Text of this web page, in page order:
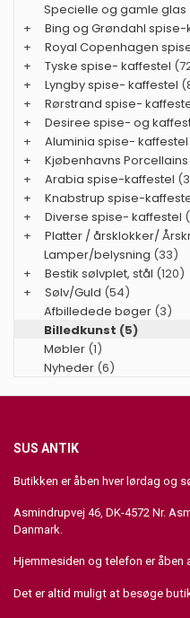
Specielle og gamle glas
+
Bing og Grøndahl
+
Royal Copenhagen
+
Tyske spise- kaffestel
+
Lyngby spise- kaffestel
+
Rørstrand spise-
+
Desiree spise- og
+
Aluminia spise- kaffestel
+
Kjøbenhavns
+
Arabia spise-kaffestel
+
Knabstrup spise-
+
Diverse spise- kaffestel
+
Platter / årsklokker/
Lamper/belysning (33)
+
Bestik sølvplet, stål (120)
+
Sølv/Guld (54)
Afbilledede bøger (3)
Billedkunst (5)
Møbler (1)
Nyheder (6)
SUS ANTIK
Butikken er åben hver lørdag og
Asmindrupvej 46, DK-4572 Nr.
Danmark.
Hjemmesiden og telefon er åben
Det er altid muligt at besøge